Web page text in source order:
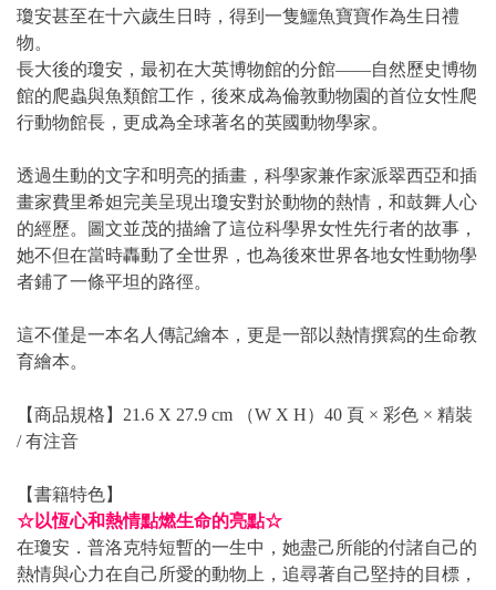
瓊安甚至在十六歲生日時，得到一隻鱷魚寶寶作為生日禮
物。
長大後的瓊安，最初在大英博物館的分館——自然歷史博物
館的爬蟲與魚類館工作，後來成為倫敦動物園的首位女性爬
行動物館長，更成為全球著名的英國動物學家。
透過生動的文字和明亮的插畫，科學家兼作家派翠西亞和插
畫家費里希妲完美呈現出瓊安對於動物的熱情，和鼓舞人心
的經歷。圖文並茂的描繪了這位科學界女性先行者的故事，
她不但在當時轟動了全世界，也為後來世界各地女性動物學
者鋪了一條平坦的路徑。
這不僅是一本名人傳記繪本，更是一部以熱情撰寫的生命教
育繪本。
【商品規格】21.6 X 27.9 cm （W X H）40 頁 × 彩色 × 精裝
/ 有注音
【書籍特色】
☆以恆心和熱情點燃生命的亮點☆
在瓊安．普洛克特短暫的一生中，她盡己所能的付諸自己的
熱情與心力在自己所愛的動物上，追尋著自己堅持的目標，